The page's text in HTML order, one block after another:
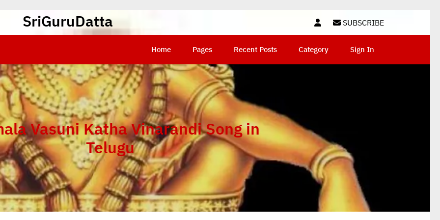
SriGuruDatta SUBSCRIBE
Home Pages Recent Posts Category Sign In
Vasuni Katha Vinarandi Song in
Telugu